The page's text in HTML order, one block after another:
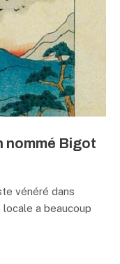
nommé Bigot
vénéré dans
locale a beaucoup